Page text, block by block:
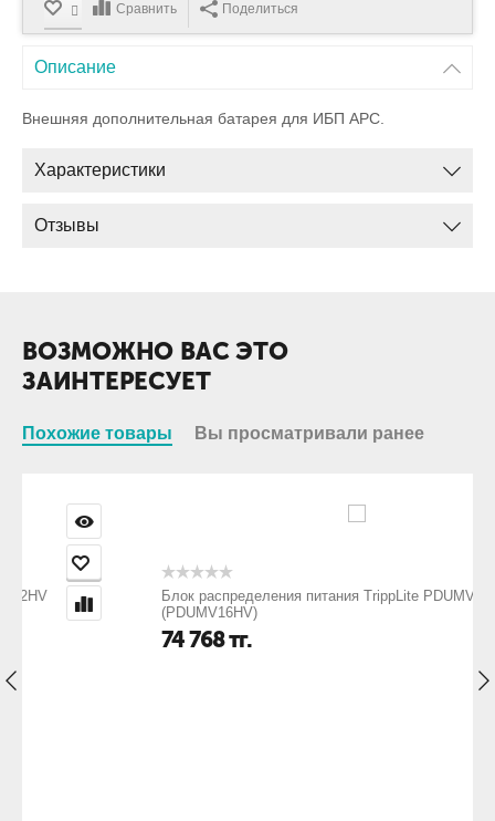
Сравнить Поделиться
Описание
Внешняя дополнительная батарея для ИБП APC.
Характеристики
Отзывы
ВОЗМОЖНО ВАС ЭТО
ЗАИНТЕРЕСУЕТ
Похожие товары Вы просматривали ранее
Блок распределения питания TrippLite PDUMV16HV
(PDUMV16HV)
тг.